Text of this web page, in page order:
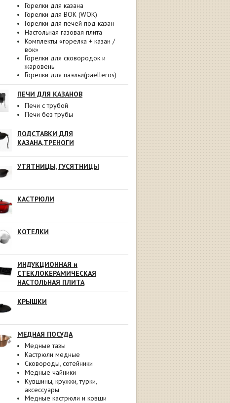
Горелки для казана
Горелки для ВОК (WOK)
Горелки для печей под казан
Настольная газовая плита
Комплекты «горелка + казан /
вок»
Горелки для сковородок и
жаровень
Горелки для паэльи(paelleros)
ПЕЧИ ДЛЯ КАЗАНОВ
Печи с трубой
Печи без трубы
ПОДСТАВКИ ДЛЯ
КАЗАНА,ТРЕНОГИ
УТЯТНИЦЫ, ГУСЯТНИЦЫ
КАСТРЮЛИ
КОТЕЛКИ
ИНДУКЦИОННАЯ и
СТЕКЛОКЕРАМИЧЕСКАЯ
НАСТОЛЬНАЯ ПЛИТА
КРЫШКИ
МЕДНАЯ ПОСУДА
Медные тазы
Кастрюли медные
Сковороды, сотейники
Медные чайники
Кувшины, кружки, турки,
аксессуары
Медные кастрюли и ковши